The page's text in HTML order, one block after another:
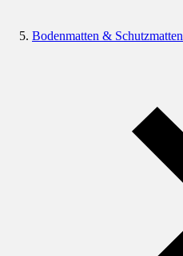
Bodenmatten & Schutzmatten